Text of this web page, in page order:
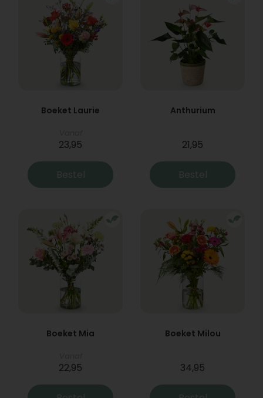
Boeket Laurie
23,95
Bestel
Anthurium
21,95
Bestel
Boeket Mia
22,95
Boeket Milou
34,95